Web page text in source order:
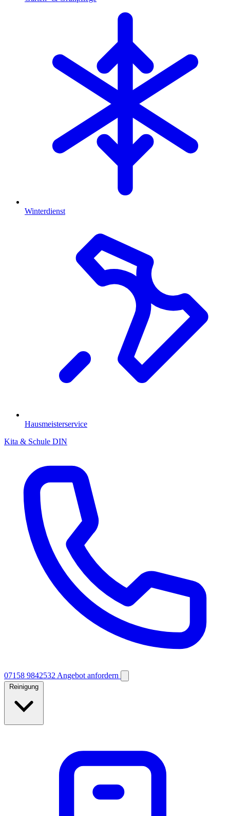
Winterdienst
Hausmeisterservice
Kita & Schule DIN
07158 9842532 Angebot anfordern